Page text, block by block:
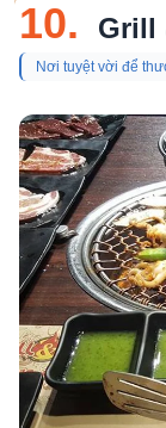
10. Grill
Nơi tuyệt vời để